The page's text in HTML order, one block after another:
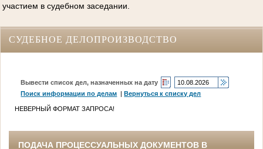
участием в судебном заседании.
СУДЕБНОЕ ДЕЛОПРОИЗВОДСТВО
Вывести список дел, назначенных на дату
Поиск информации по делам |Вернуться к списку дел
НЕВЕРНЫЙ ФОРМАТ ЗАПРОСА!
ПОДАЧА ПРОЦЕССУАЛЬНЫХ ДОКУМЕНТОВ В